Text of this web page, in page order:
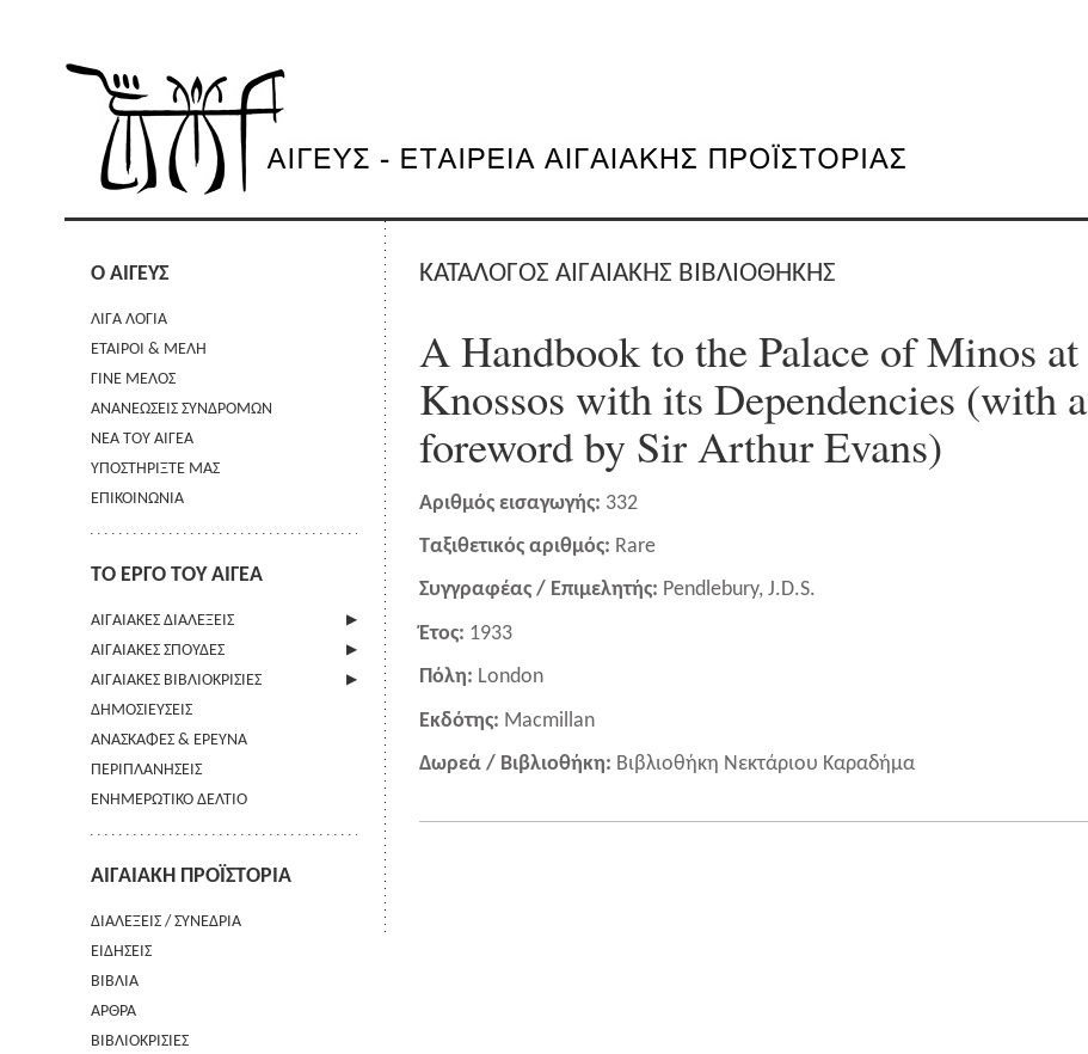
Ο ΑΙΓΕΥΣ
ΛΙΓΑ ΛΟΓΙΑ
ΕΤΑΙΡΟΙ & ΜΕΛΗ
ΓΙΝΕ ΜΕΛΟΣ
ΑΝΑΝΕΩΣΕΙΣ ΣΥΝΔΡΟΜΩΝ
ΝΕΑ ΤΟΥ ΑΙΓΕΑ
ΥΠΟΣΤΗΡΙΞΤΕ ΜΑΣ
ΕΠΙΚΟΙΝΩΝΙΑ
ΤΟ ΕΡΓΟ ΤΟΥ ΑΙΓΕΑ
ΑΙΓΑΙΑΚΕΣ ΔΙΑΛΕΞΕΙΣ
ΠΛΗΡΟΦΟΡΙΕΣ
ΑΙΓΑΙΑΚΕΣ ΣΠΟΥΔΕΣ
ΠΛΗΡΟΦΟΡΙΕΣ
ΟΔΗΓΙΕΣ ΠΡΟΣ ΣΥΓΓΡΑΦΕΙΣ
ΟΡΟΙ ΧΡΗΣΗΣ
ΕΠΙΚΟΙΝΩΝΙΑ
ΑΙΓΑΙΑΚΕΣ ΒΙΒΛΙΟΚΡΙΣΙΕΣ
ΠΛΗΡΟΦΟΡΙΕΣ
ΔΗΜΟΣΙΕΥΣΕΙΣ
ΑΝΑΣΚΑΦΕΣ & ΕΡΕΥΝΑ
ΠΕΡΙΠΛΑΝΗΣΕΙΣ
ΕΝΗΜΕΡΩΤΙΚΟ ΔΕΛΤΙΟ
ΑΙΓΑΙΑΚΗ ΠΡΟΪΣΤΟΡΙΑ
ΔΙΑΛΕΞΕΙΣ / ΣΥΝΕΔΡΙΑ
ΕΙΔΗΣΕΙΣ
ΒΙΒΛΙΑ
ΑΡΘΡΑ
ΒΙΒΛΙΟΚΡΙΣΙΕΣ
ΚΑΤΑΛΟΓΟΣ ΑΙΓΑΙΑΚΗΣ ΒΙΒΛΙΟΘΗΚΗΣ
A Handbook to the Palace of Minos at
Knossos with its Dependencies (with a
foreword by Sir Arthur Evans)
Αριθμός εισαγωγής: 332
Ταξιθετικός αριθμός: Rare
Συγγραφέας / Επιμελητής: Pendlebury, J.D.S.
Έτος: 1933
Πόλη: London
Εκδότης: Macmillan
Δωρεά / Βιβλιοθήκη: Βιβλιοθήκη Νεκτάριου Καραδήμα